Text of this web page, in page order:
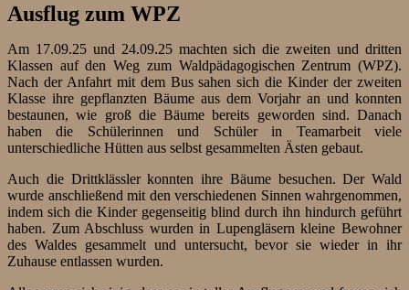
Ausflug zum WPZ
Am 17.09.25 und 24.09.25 machten sich die zweiten und dritten
Klassen auf den Weg zum Waldpädagogischen Zentrum (WPZ).
Nach der Anfahrt mit dem Bus sahen sich die Kinder der zweiten
Klasse ihre gepflanzten Bäume aus dem Vorjahr an und konnten
bestaunen, wie groß die Bäume bereits geworden sind. Danach
haben die Schülerinnen und Schüler in Teamarbeit viele
unterschiedliche Hütten aus selbst gesammelten Ästen gebaut.
Auch die Drittklässler konnten ihre Bäume besuchen. Der Wald
wurde anschließend mit den verschiedenen Sinnen wahrgenommen,
indem sich die Kinder gegenseitig blind durch ihn hindurch geführt
haben. Zum Abschluss wurden in Lupengläsern kleine Bewohner
des Waldes gesammelt und untersucht, bevor sie wieder in ihr
Zuhause entlassen wurden.